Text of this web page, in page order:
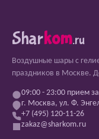
Sharkom.ru
Воздушные шары с
праздников в Москве.
09:00 - 23:00 прием
г. Москва, ул. Ф.
+7 (495) 120-11-26
zakaz@sharkom.ru